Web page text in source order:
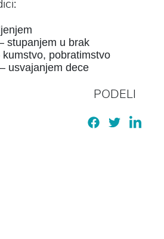
stupanjem u brak
pobratimstvo
usvajanjem dece
PODELI